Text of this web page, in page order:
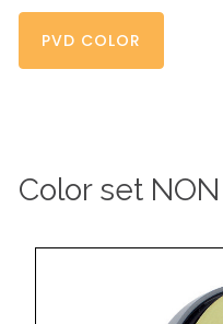
PVD COLOR
Color set NON